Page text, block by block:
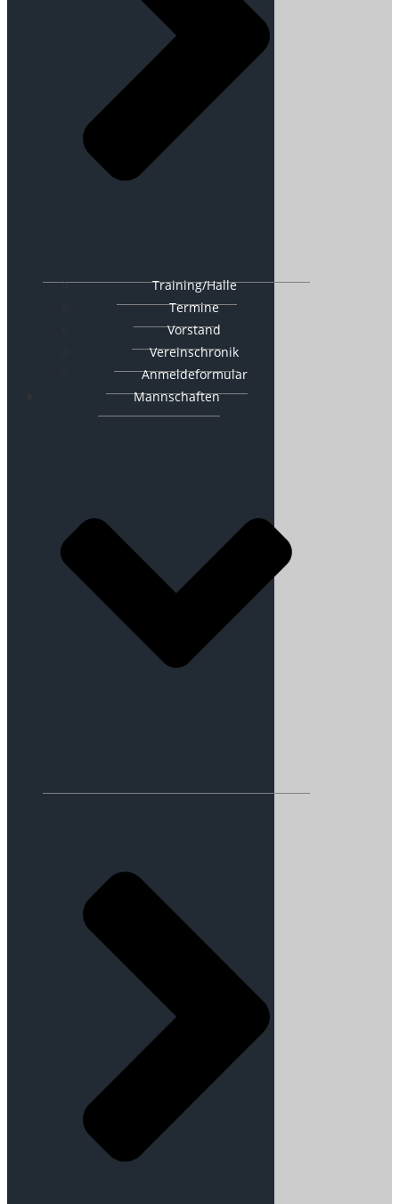
Training/Halle
Termine
Vorstand
Vereinschronik
Anmeldeformular
Mannschaften